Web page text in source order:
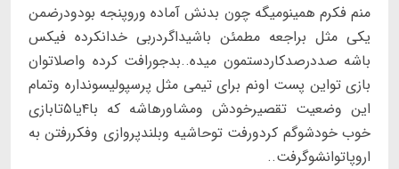
منم فکرم همینومیگه چون بدنش آماده وروپنجه بودودرضمن
یکی مثل براجعه مطمئن باشیداگردربی خدانکرده فیکس
باشه صددرصدکاردستمون میده..بدجورافت کرده واصلاتوان
بازی تواین پست اونم برای تیمی مثل پرسپولیسونداره وتمام
این وضعیت تقصیرخودش ومشاورهاشه که با۴یا۵تابازی
خوب خودشوگم کردورفت توحاشیه وبلندپروازی وفکررفتن به
اروپاتوانشوگرفت..